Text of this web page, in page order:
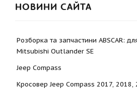
НОВИНИ САЙТА
Розборка та запчастини ABSCAR:
Mitsubishi Outlander SE
Jeep Compass
Кросовер Jeep Compass 2017, 2018,